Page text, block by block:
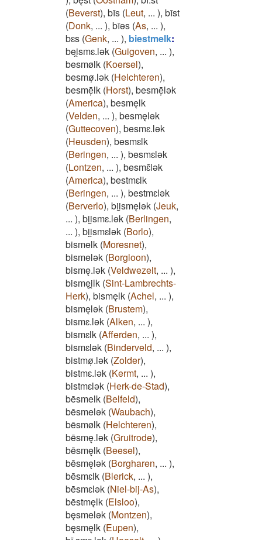
(Beverst), bīs (Leut, ... ), bīst
(Donk, ... ), bīǝs (As, ... ),
bɛs (Genk, ... ), biestmelk:
bei̯smɛ.lǝk (Guigoven, ... ),
besmølk (Koersel),
besmø̜.lǝk (Helchteren),
besmē̜lk (Horst), besmē̜lǝk
(America), besmęlk
(Velden, ... ), besmęlǝk
(Guttecoven), besmɛ.lǝk
(Heusden), besmɛlk
(Beringen, ... ), besmɛlǝk
(Lontzen, ... ), besmɛ̄lǝk
(America), bestmɛlk
(Beringen, ... ), bestmɛlǝk
(Berverlo), bii̯smęlǝk (Jeuk,
... ), bii̯smɛ.lǝk (Berlingen,
... ), bii̯smɛlǝk (Borlo),
bismelk (Moresnet),
bismelǝk (Borgloon),
bismę.lǝk (Veldwezelt, ... ),
bismęi̯lk (Sint-Lambrechts-
Herk), bismęlk (Achel, ... ),
bismęlǝk (Brustem),
bismɛ.lǝk (Alken, ... ),
bismɛlk (Afferden, ... ),
bismɛlǝk (Binderveld, ... ),
bistmø̜.lǝk (Zolder),
bistmɛ.lǝk (Kermt, ... ),
bistmɛlǝk (Herk-de-Stad),
bēsmelk (Belfeld),
bēsmelǝk (Waubach),
bēsmølk (Helchteren),
bēsmę.lǝk (Gruitrode),
bēsmęlk (Beesel),
bēsmęlǝk (Borgharen, ... ),
bēsmɛlk (Blerick, ... ),
bēsmɛlǝk (Niel-bij-As),
bēstmęlk (Elsloo),
bęsmelǝk (Montzen),
bęsmęlk (Eupen),